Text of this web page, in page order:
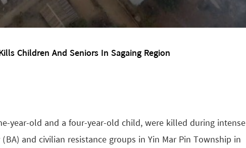
Children And Seniors In Sagaing Region
year-old and a four-year-old child, were killed during intense
and civilian resistance groups in Yin Mar Pin Township in